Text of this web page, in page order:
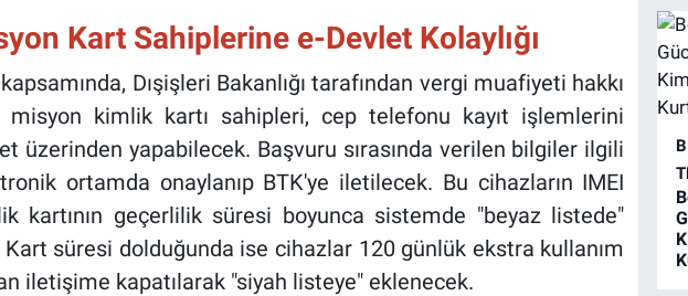
Kart Sahiplerine e-Devlet Kolaylığı
Dışişleri Bakanlığı tarafından vergi muafiyeti hakkı
misyon kimlik kartı sahipleri, cep telefonu kayıt işlemlerini
üzerinden yapabilecek. Başvuru sırasında verilen bilgiler ilgili
ortamda onaylanıp BTK'ye iletilecek. Bu cihazların IMEI
kartının geçerlilik süresi boyunca sistemde "beyaz listede"
Kart süresi dolduğunda ise cihazlar 120 günlük ekstra kullanım
iletişime kapatılarak "siyah listeye" eklenecek.